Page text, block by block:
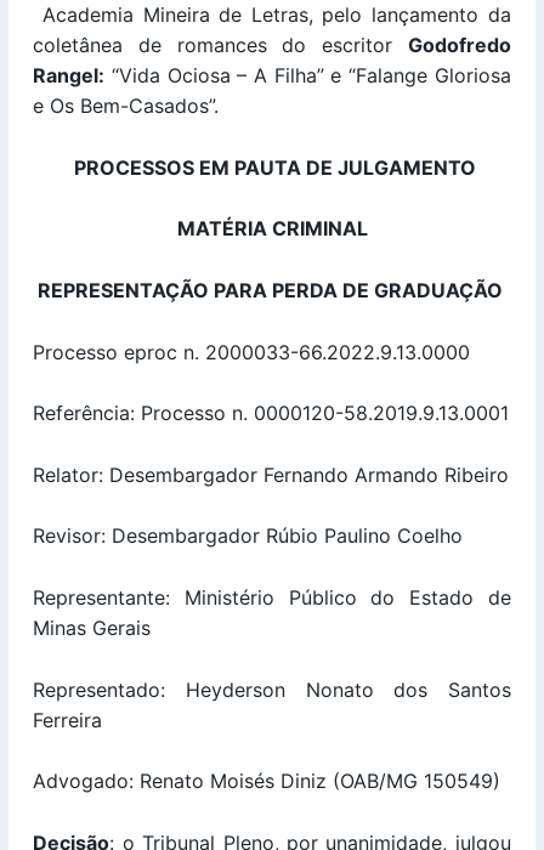
Academia Mineira de Letras, pelo lançamento da
coletânea de romances do escritor Godofredo
Rangel: “Vida Ociosa – A Filha” e “Falange Gloriosa
e Os Bem-Casados”.
PROCESSOS EM PAUTA DE JULGAMENTO
MATÉRIA CRIMINAL
REPRESENTAÇÃO PARA PERDA DE GRADUAÇÃO
Processo eproc n. 2000033-66.2022.9.13.0000
Referência: Processo n. 0000120-58.2019.9.13.0001
Relator: Desembargador Fernando Armando Ribeiro
Revisor: Desembargador Rúbio Paulino Coelho
Representante: Ministério Público do Estado de
Minas Gerais
Representado: Heyderson Nonato dos Santos
Ferreira
Advogado: Renato Moisés Diniz (OAB/MG 150549)
Decisão: o Tribunal Pleno, por unanimidade, julgou